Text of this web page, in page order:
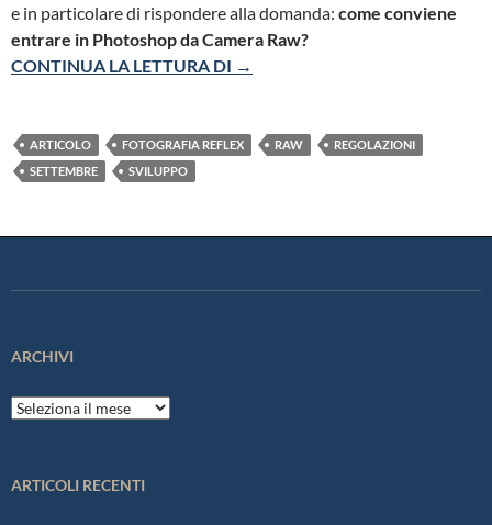
e in particolare di rispondere alla domanda: come conviene
entrare in Photoshop da Camera Raw?
CONTINUA LA LETTURA DI DA CAMERA RAW A
→
ARTICOLO FOTOGRAFIA REFLEX RAW
REGOLAZIONI
SETTEMBRE
SVILUPPO
ARCHIVI
Archivi
ARTICOLI RECENTI